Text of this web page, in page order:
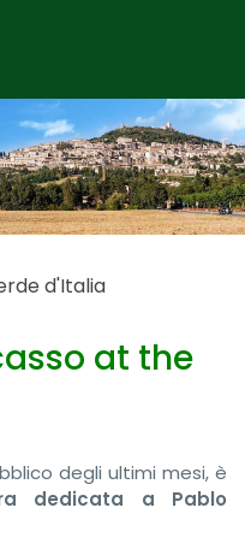
at the
degli ultimi mesi, è
dedicata a Pablo